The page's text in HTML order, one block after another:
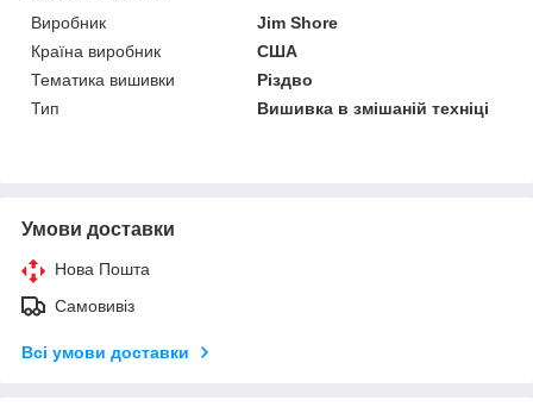
Виробник
Jim Shore
Країна виробник
США
Тематика вишивки
Різдво
Тип
Вишивка в змішаній техніці
Умови доставки
Нова Пошта
Самовивіз
Всі умови доставки